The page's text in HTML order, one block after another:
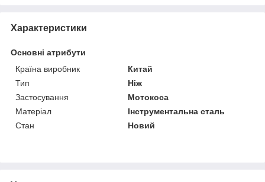
Характеристики
Основні атрибути
Країна виробник
Китай
Тип
Ніж
Застосування
Мотокоса
Матеріал
Інструментальна сталь
Стан
Новий